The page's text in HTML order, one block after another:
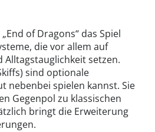
of Dragons“ das Spiel
die vor allem auf
Alltagstauglichkeit setzen.
sind optionale
nebenbei spielen kannst. Sie
Gegenpol zu klassischen
bringt die Erweiterung